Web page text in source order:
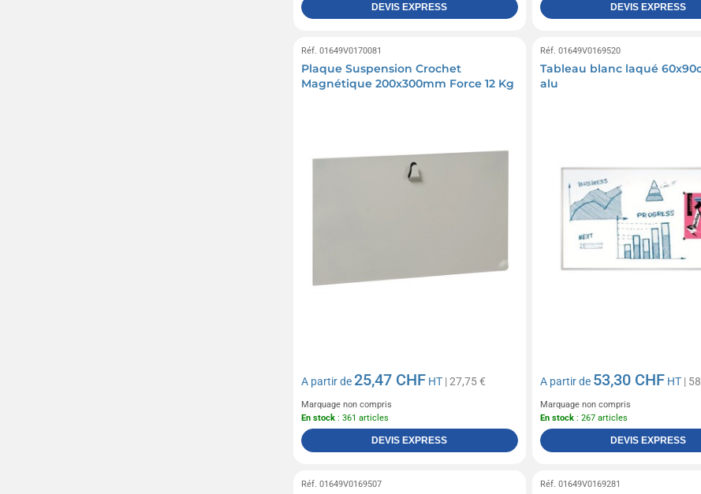
DEVIS EXPRESS DEVIS EXPRESS
Réf. 01649V0170081
Plaque Suspension Crochet
Magnétique 200x300mm Force 12 Kg
A partir de25,47 CHF HT | 27,75 €
Marquage non compris
En stock : 361 articles
DEVIS EXPRESS
Réf. 01649V0169520
Tableau blanc laqué
alu
A partir de 53,30 CHF HT|
Marquage non compris
En stock: 267 articles
DEVIS EXPRESS
Réf. 01649V0169507 Réf. 01649V0169281